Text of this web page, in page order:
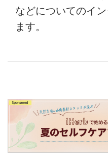
などについてのイ
ます。